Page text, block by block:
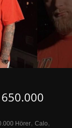
Hörer, Calo,